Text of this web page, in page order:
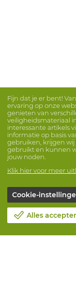
Fijn dat je er bent!
ervaring op onze
genieten van
veiligheidsmateriaal
interessante artikels
informatie op basis
gebruiken, krijgen
gebruikt en kunnen
jouw noden.
Klik hier voor meer
Cookie-
Alles